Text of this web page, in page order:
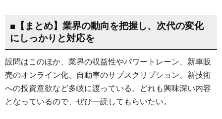
■【まとめ】業界の動向を把握し、次代の変化
にしっかりと対応を
設問はこのほか、業界の収益性やパワートレーン、新車販
売のオンライン化、自動車のサブスクリプション、新技術
への投資意欲など多岐に渡っている。どれも興味深い内容
となっているので、ぜひ一読してもらいたい。